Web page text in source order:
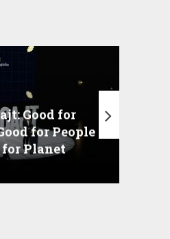
Good for
for People
for Planet